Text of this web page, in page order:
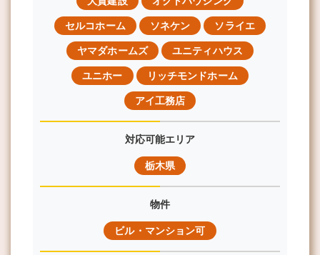
セルコホーム ソネケン ソライエ
ヤマダホームズ ユニティハウス
ユニホー リッチモンドホーム
アイ工務店
対応可能エリア
栃木県
物件
ビル・マンション可